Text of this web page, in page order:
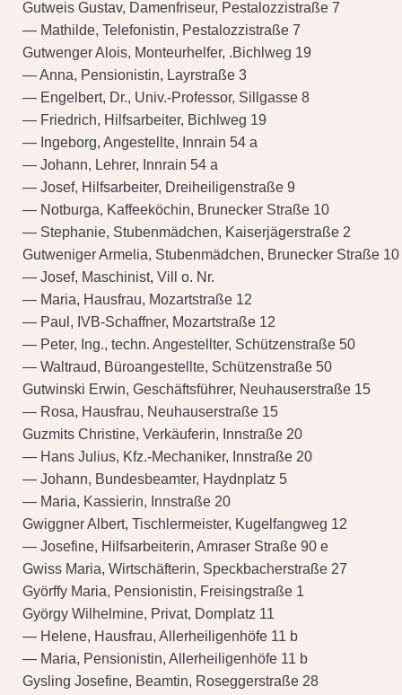
Gutweis Gustav, Damenfriseur, Pestalozzistraße 7
— Mathilde, Telefonistin, Pestalozzistraße 7
Gutwenger Alois, Monteurhelfer, .Bichlweg 19
— Anna, Pensionistin, Layrstraße 3
— Engelbert, Dr., Univ.-Professor, Sillgasse 8
— Friedrich, Hilfsarbeiter, Bichlweg 19
— Ingeborg, Angestellte, Innrain 54 a
— Johann, Lehrer, Innrain 54 a
— Josef, Hilfsarbeiter, Dreiheiligenstraße 9
— Notburga, Kaffeeköchin, Brunecker Straße 10
— Stephanie, Stubenmädchen, Kaiserjägerstraße 2
Gutweniger Armelia, Stubenmädchen, Brunecker Straße 10
— Josef, Maschinist, Vill o. Nr.
— Maria, Hausfrau, Mozartstraße 12
— Paul, IVB-Schaffner, Mozartstraße 12
— Peter, Ing., techn. Angestellter, Schützenstraße 50
— Waltraud, Büroangestellte, Schützenstraße 50
Gutwinski Erwin, Geschäftsführer, Neuhauserstraße 15
— Rosa, Hausfrau, Neuhauserstraße 15
Guzmits Christine, Verkäuferin, Innstraße 20
— Hans Julius, Kfz.-Mechaniker, Innstraße 20
— Johann, Bundesbeamter, Haydnplatz 5
— Maria, Kassierin, Innstraße 20
Gwiggner Albert, Tischlermeister, Kugelfangweg 12
— Josefine, Hilfsarbeiterin, Amraser Straße 90 e
Gwiss Maria, Wirtschäfterin, Speckbacherstraße 27
Györffy Maria, Pensionistin, Freisingstraße 1
György Wilhelmine, Privat, Domplatz 11
— Helene, Hausfrau, Allerheiligenhöfe 11 b
— Maria, Pensionistin, Allerheiligenhöfe 11 b
Gysling Josefine, Beamtin, Roseggerstraße 28